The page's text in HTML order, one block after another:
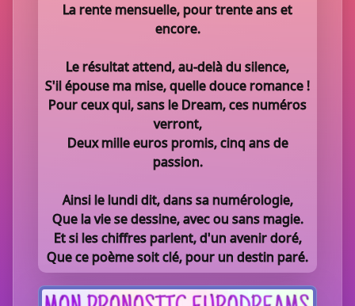
La rente mensuelle, pour trente ans et
encore.
Le résultat attend, au-delà du silence,
S'il épouse ma mise, quelle douce romance !
Pour ceux qui, sans le Dream, ces numéros
verront,
Deux mille euros promis, cinq ans de
passion.
Ainsi le lundi dit, dans sa numérologie,
Que la vie se dessine, avec ou sans magie.
Et si les chiffres parlent, d'un avenir doré,
Que ce poème soit clé, pour un destin paré.